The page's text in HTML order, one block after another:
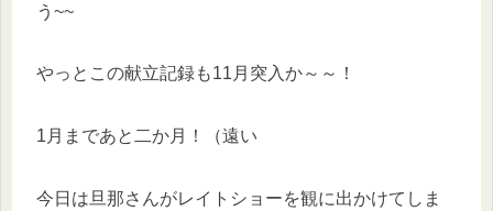
う~~
やっとこの献立記録も11月突入か～～！
1月まであと二か月！（遠い
今日は旦那さんがレイトショーを観に出かけてしま